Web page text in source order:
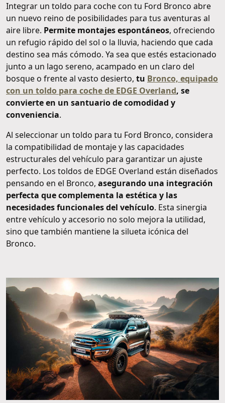
Integrar un toldo para coche con tu Ford Bronco abre
un nuevo reino de posibilidades para tus aventuras al
aire libre. Permite montajes espontáneos, ofreciendo
un refugio rápido del sol o la lluvia, haciendo que cada
destino sea más cómodo. Ya sea que estés estacionado
junto a un lago sereno, acampado en un claro del
bosque o frente al vasto desierto, tu Bronco, equipado
con un toldo para coche de EDGE Overland, se
convierte en un santuario de comodidad y
conveniencia.
Al seleccionar un toldo para tu Ford Bronco, considera
la compatibilidad de montaje y las capacidades
estructurales del vehículo para garantizar un ajuste
perfecto. Los toldos de EDGE Overland están diseñados
pensando en el Bronco, asegurando una integración
perfecta que complementa la estética y las
necesidades funcionales del vehículo. Esta sinergia
entre vehículo y accesorio no solo mejora la utilidad,
sino que también mantiene la silueta icónica del
Bronco.